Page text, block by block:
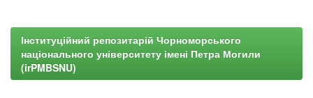
Інституційний репозитарій Чорноморського
національного університету імені Петра Могили
(irPMBSNU)